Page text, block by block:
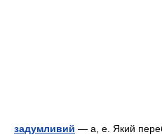
задумливий — а, е. Який